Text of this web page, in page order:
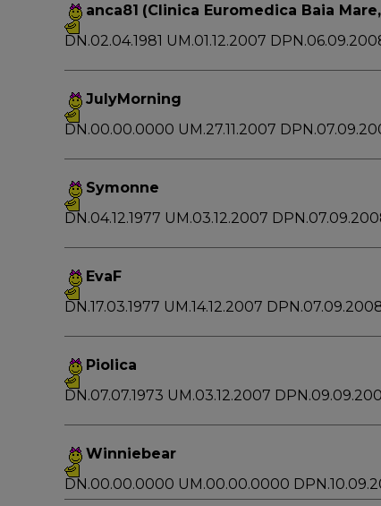
anca81 (Clinica Euromedica Baia
DN.02.04.1981 UM.01.12.2007
JulyMorning
DN.00.00.0000 UM.27.11.2007
Symonne
DN.04.12.1977 UM.03.12.2007
EvaF
DN.17.03.1977 UM.14.12.2007
Piolica
DN.07.07.1973 UM.03.12.2007
Winniebear
DN.00.00.0000 UM.00.00.0000